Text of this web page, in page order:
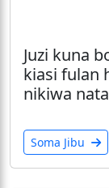
Juzi kuna
kiasi fulan
nikiwa
Soma Jibu